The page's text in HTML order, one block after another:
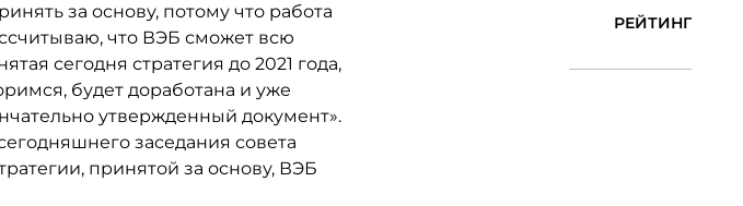
за основу, потому что работа
что ВЭБ сможет всю
сегодня стратегия до 2021 года,
будет доработана и уже
утвержденный документ».
заседания совета
принятой за основу, ВЭБ
РЕЙТИНГ